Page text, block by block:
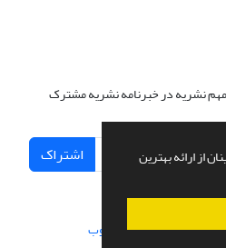
از ارائه بهترین
مهم نشریه در خبرنامه نشریه مشترک
اشتراک
و پیاده سازی از سیناوب